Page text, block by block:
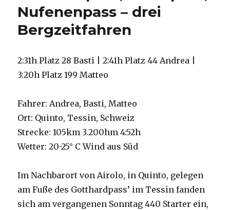
Nufenenpass – drei
Bergzeitfahren
2:31h Platz 28 Basti | 2:41h Platz 44 Andrea |
3:20h Platz 199 Matteo
Fahrer: Andrea, Basti, Matteo
Ort: Quinto, Tessin, Schweiz
Strecke: 105km 3.200hm 4:52h
Wetter: 20-25° C Wind aus Süd
Im Nachbarort von Airolo, in Quinto, gelegen
am Fuße des Gotthardpass’ im Tessin fanden
sich am vergangenen Sonntag 440 Starter ein,